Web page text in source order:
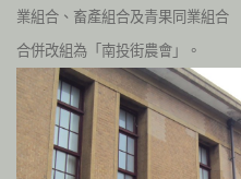
業組合、畜產組合及青果同業組合
合併改組為「南投街農會」。